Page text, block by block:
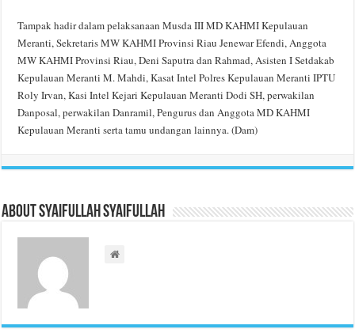
Tampak hadir dalam pelaksanaan Musda III MD KAHMI Kepulauan
Meranti, Sekretaris MW KAHMI Provinsi Riau Jenewar Efendi, Anggota
MW KAHMI Provinsi Riau, Deni Saputra dan Rahmad, Asisten I Setdakab
Kepulauan Meranti M. Mahdi, Kasat Intel Polres Kepulauan Meranti IPTU
Roly Irvan, Kasi Intel Kejari Kepulauan Meranti Dodi SH, perwakilan
Danposal, perwakilan Danramil, Pengurus dan Anggota MD KAHMI
Kepulauan Meranti serta tamu undangan lainnya. (Dam)
About Syaifullah Syaifullah